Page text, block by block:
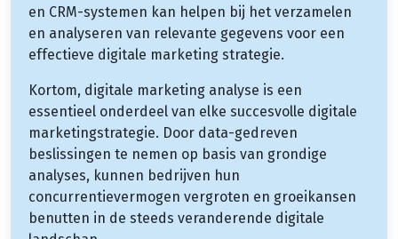
en CRM-systemen kan helpen bij het verzamelen
en analyseren van relevante gegevens voor een
effectieve digitale marketing strategie.
Kortom, digitale marketing analyse is een
essentieel onderdeel van elke succesvolle digitale
marketingstrategie. Door data-gedreven
beslissingen te nemen op basis van grondige
analyses, kunnen bedrijven hun
concurrentievermogen vergroten en groeikansen
benutten in de steeds veranderende digitale